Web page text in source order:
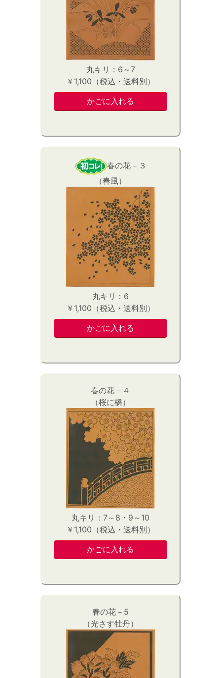
丸キリ：6～7
￥1,100（税込・送料別）
春の花－３
（春風）
丸キリ：6
￥1,100（税込・送料別）
春の花－４
（桜に橋）
丸キリ：7～8・9～10
￥1,100（税込・送料別）
春の花－5
（光さす牡丹）